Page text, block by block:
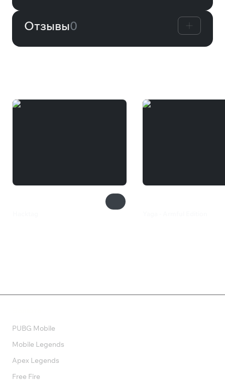
Отзывы0
PUBG Mobile
Mobile Legends
Apex Legends
Free Fire